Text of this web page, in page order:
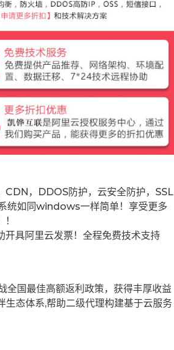
CDN，DDOS防护，云安全防护，SSL
统如同windows一样简单！享受更多
开具阿里云发票！全程免费技术支持
全国最佳高额返利政策，获得丰厚收益
态体系,帮助二级代理构建基于云服务